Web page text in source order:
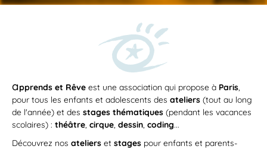
apprends et Rêve est une association qui propose à Paris,
pour tous les enfants et adolescents des ateliers (tout au long
de l'année) et des stages thématiques (pendant les vacances
scolaires) : théâtre, cirque, dessin, coding...
Découvrez nos ateliers et stages pour enfants et parents-